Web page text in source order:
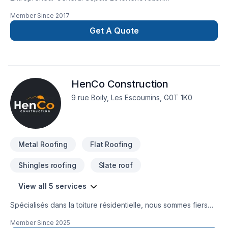
et bien plus!
Member Since 2017
Get A Quote
HenCo Construction
9 rue Boily, Les Escoumins, G0T 1K0
Metal Roofing Flat Roofing
Shingles roofing Slate roof
View all 5 services
Spécialisés dans la toiture résidentielle, nous sommes fiers
l'installation, la rénovation ou la peinture de votre toiture.
Member Since 2025